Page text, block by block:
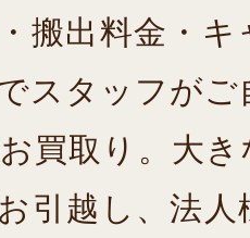
搬出料金・
スタッフが
買取り。大
引越し、法